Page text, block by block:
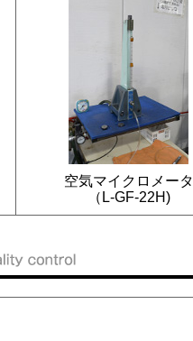
空気マイクロメータ
（L-GF-22H)